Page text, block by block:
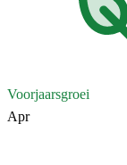
Voorjaarsgroei
Apr